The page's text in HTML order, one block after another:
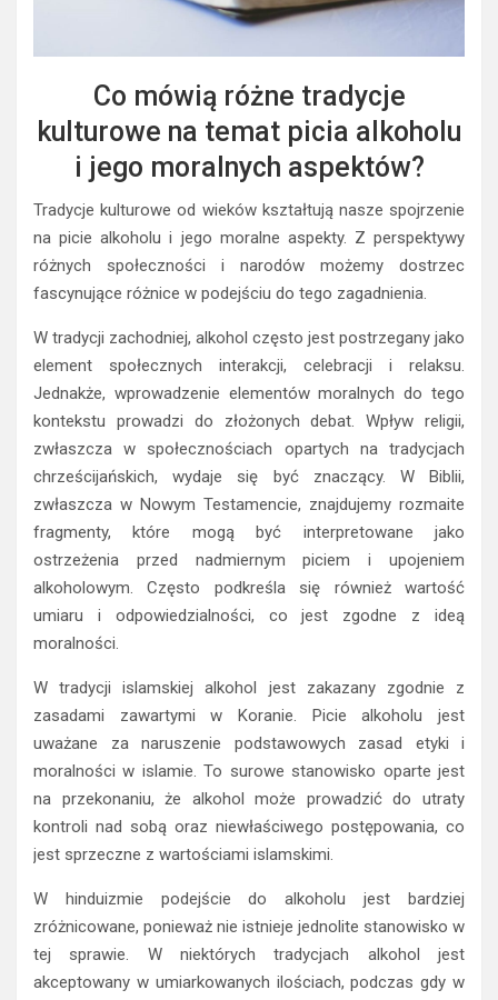
Co mówią różne tradycje
kulturowe na temat picia alkoholu
i jego moralnych aspektów?
Tradycje kulturowe od wieków kształtują nasze spojrzenie
na picie alkoholu i jego moralne aspekty. Z perspektywy
różnych społeczności i narodów możemy dostrzec
fascynujące różnice w podejściu do tego zagadnienia.
W tradycji zachodniej, alkohol często jest postrzegany jako
element społecznych interakcji, celebracji i relaksu.
Jednakże, wprowadzenie elementów moralnych do tego
kontekstu prowadzi do złożonych debat. Wpływ religii,
zwłaszcza w społecznościach opartych na tradycjach
chrześcijańskich, wydaje się być znaczący. W Biblii,
zwłaszcza w Nowym Testamencie, znajdujemy rozmaite
fragmenty, które mogą być interpretowane jako
ostrzeżenia przed nadmiernym piciem i upojeniem
alkoholowym. Często podkreśla się również wartość
umiaru i odpowiedzialności, co jest zgodne z ideą
moralności.
W tradycji islamskiej alkohol jest zakazany zgodnie z
zasadami zawartymi w Koranie. Picie alkoholu jest
uważane za naruszenie podstawowych zasad etyki i
moralności w islamie. To surowe stanowisko oparte jest
na przekonaniu, że alkohol może prowadzić do utraty
kontroli nad sobą oraz niewłaściwego postępowania, co
jest sprzeczne z wartościami islamskimi.
W hinduizmie podejście do alkoholu jest bardziej
zróżnicowane, ponieważ nie istnieje jednolite stanowisko w
tej sprawie. W niektórych tradycjach alkohol jest
akceptowany w umiarkowanych ilościach, podczas gdy w